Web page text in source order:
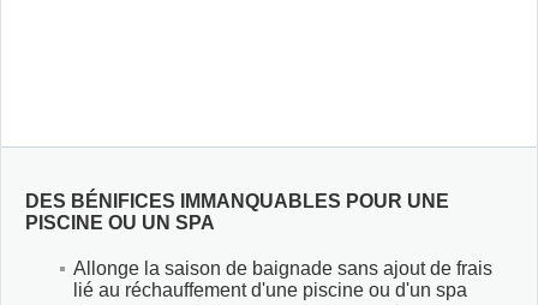
ABRIS ET GAZÉBOS
DES BÉNIFICES IMMANQUABLES POUR UNE
PISCINE OU UN SPA
Allonge la saison de baignade sans ajout de frais
lié au réchauffement d'une piscine ou d'un spa